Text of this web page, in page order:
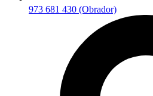
973 681 430 (Obrador)